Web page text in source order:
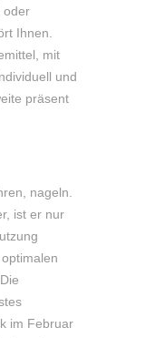
oder
Ihnen.
mit
und
präsent
nageln.
ist er nur
im Februar